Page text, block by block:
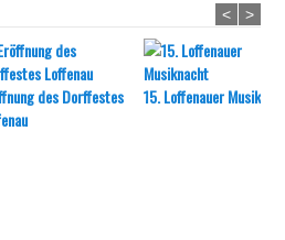
des Dorffestes
15. Loffenauer
< >